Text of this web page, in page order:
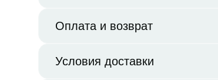
Оплата и возврат
Условия доставки